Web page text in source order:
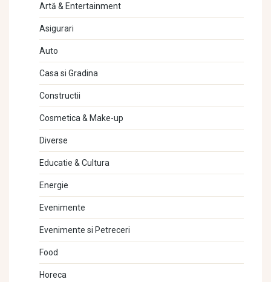
Artă & Entertainment
Asigurari
Auto
Casa si Gradina
Constructii
Cosmetica & Make-up
Diverse
Educatie & Cultura
Energie
Evenimente
Evenimente si Petreceri
Food
Horeca